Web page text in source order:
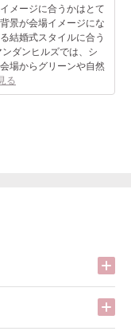
メージに合うかはとて
景が会場イメージにな
結婚式スタイルに合う
ダンヒルズでは、シ
場からグリーンや自然
る